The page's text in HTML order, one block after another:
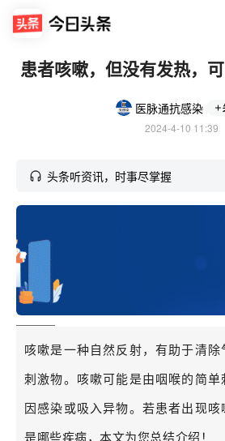
患者咳嗽，但没有发热，
医脉通抗感染
2024-4-10 11:39
头条听资讯，时事尽掌握
咳嗽是一种自然反射，有助于清除
刺激物。咳嗽可能是由咽喉的简单
因感染或吸入异物。 若患者出现咳
是哪些疾病，本文为您总结介绍！